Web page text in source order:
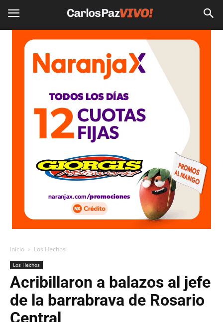
Inicio Los Hechos
Los Hechos
Acribillaron a balazos al jefe
de la barrabrava de Rosario
Central